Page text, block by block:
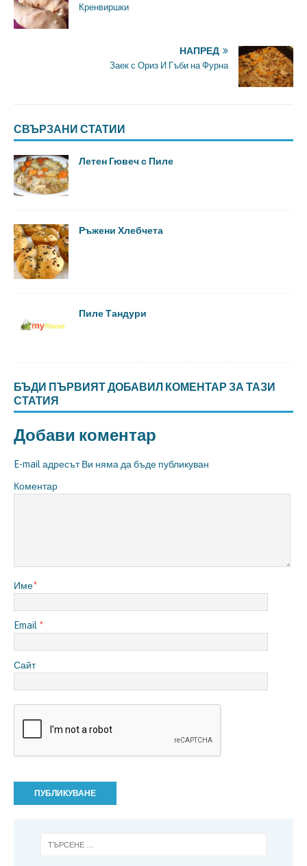
Кренвиршки
НАПРЕД
Заек с Ориз И Гъби на Фурна
СВЪРЗАНИ СТАТИИ
Летен Гювеч с Пиле
Ръжени Хлебчета
Пиле Тандури
БЪДИ ПЪРВИЯТ ДОБАВИЛ КОМЕНТАР ЗА ТАЗИ
СТАТИЯ
Добави коментар
E-mail адресът Ви няма да бъде публикуван
Коментар
Име*
Email *
Сайт